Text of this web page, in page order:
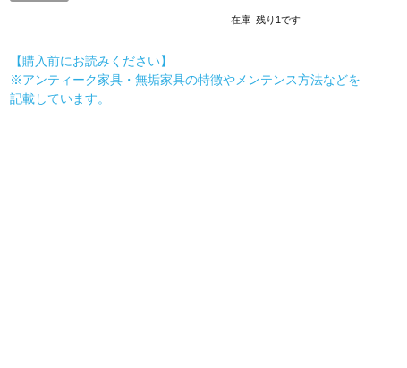
在庫 残り1です
【購入前にお読みください】
※アンティーク家具・無垢家具の特徴やメンテンス方法などを
記載しています。